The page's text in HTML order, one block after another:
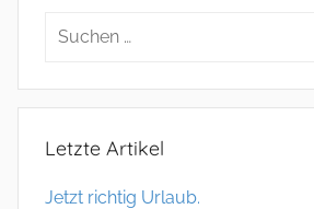
Letzte Artikel
Jetzt richtig Urlaub.